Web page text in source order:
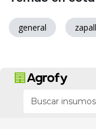
general